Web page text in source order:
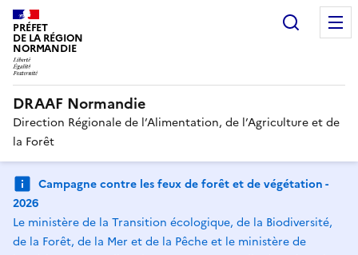
PRÉFET
DE LA RÉGION
NORMANDIE
DRAAF Normandie
Direction Régionale de l’Alimentation, de l’Agriculture et de
la Forêt
Campagne contre les feux de forêt et de végétation -
2026
Le ministère de la Transition écologique, de la Biodiversité,
de la Forêt, de la Mer et de la Pêche et le ministère de